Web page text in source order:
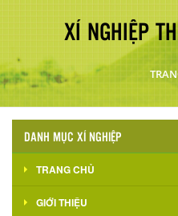
XÍ NGHIỆP
DANH MỤC XÍ NGHIỆP
TRANG CHỦ
GIỚI THIỆU